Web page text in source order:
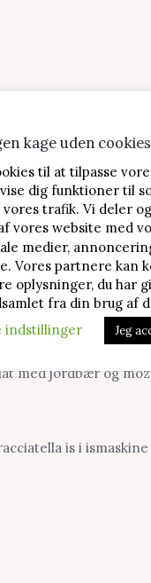
med
cheesecake med
med jordbær og
is i ismaskine
kage uden cookies
til at tilpasse
dig funktioner til
trafik. Vi deler
vores website med
medier,
Vores partnere kan
oplysninger, du har
fra din brug af
indstillinger
Jeg